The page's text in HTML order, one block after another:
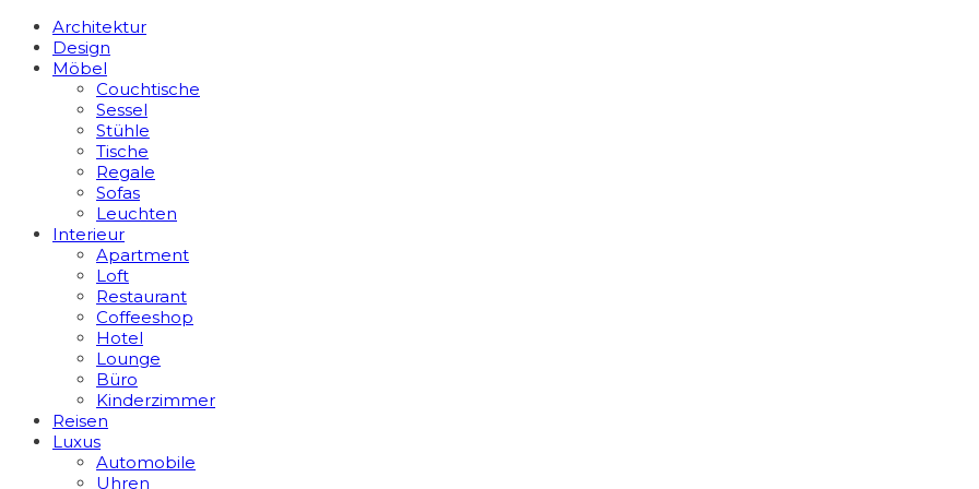
Architektur
Design
Möbel
Couchtische
Sessel
Stühle
Tische
Regale
Sofas
Leuchten
Interieur
Apart­ment
Loft
Restaurant
Coffeeshop
Hotel
Lounge
Büro
Kinderzimmer
Reisen
Luxus
Automobile
Uhren